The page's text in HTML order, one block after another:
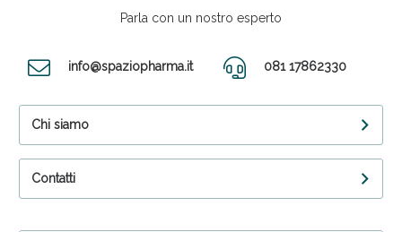
Parla con un nostro esperto
info@spaziopharma.it 081 17862330
Chi siamo
Contatti